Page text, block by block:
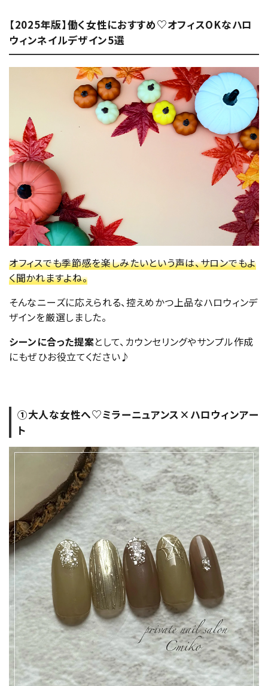
【2025年版】働く女性におすすめ♡オフィスOKなハロ
ウィンネイルデザイン5選
オフィスでも季節感を楽しみたいという声は、サロンでもよ
く聞かれますよね。
そんなニーズに応えられる、控えめかつ上品なハロウィンデ
ザインを厳選しました。
シーンに合った提案として、カウンセリングやサンプル作成
にもぜひお役立てください♪
①大人な女性へ♡ミラーニュアンス×ハロウィンアー
ト